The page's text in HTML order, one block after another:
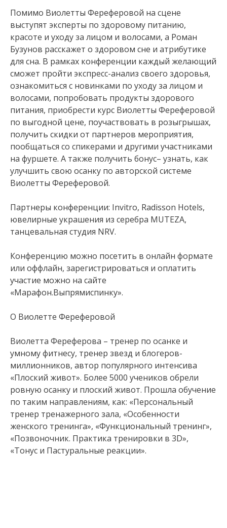
Помимо Виолетты Фереферовой на сцене
выступят эксперты по здоровому питанию,
красоте и уходу за лицом и волосами, а Роман
Бузунов расскажет о здоровом сне и атрибутике
для сна. В рамках конференции каждый желающий
сможет пройти экспресс-анализ своего здоровья,
ознакомиться с новинками по уходу за лицом и
волосами, попробовать продукты здорового
питания, приобрести курс Виолетты Фереферовой
по выгодной цене, поучаствовать в розыгрышах,
получить скидки от партнеров мероприятия,
пообщаться со спикерами и другими участниками
на фуршете. А также получить бонус– узнать, как
улучшить свою осанку по авторской системе
Виолетты Фереферовой.
Партнеры конференции: Invitro, Radisson Hotels,
ювелирные украшения из серебра MUTEZA,
танцевальная студия NRV.
Конференцию можно посетить в онлайн формате
или оффлайн, зарегистрироваться и оплатить
участие можно на сайте
«Марафон.Выпрямиспинку».
О Виолетте Фереферовой
Виолетта Фереферова – тренер по осанке и
умному фитнесу, тренер звезд и блогеров-
миллионников, автор популярного интенсива
«Плоский живот». Более 5000 учеников обрели
ровную осанку и плоский живот. Прошла обучение
по таким направлениям, как: «Персональный
тренер тренажерного зала, «Особенности
женского тренинга», «Функциональный тренинг»,
«Позвоночник. Практика тренировки в 3D»,
«Тонус и Пастуральные реакции».